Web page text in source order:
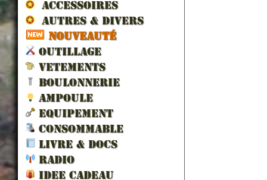
ACCESSOIRES
AUTRES & DIVERS
NOUVEAUTÉ
OUTILLAGE
VETEMENTS
BOULONNERIE
AMPOULE
EQUIPEMENT
CONSOMMABLE
LIVRE & DOCS
RADIO
IDEE CADEAU